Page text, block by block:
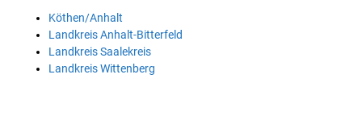
Köthen/Anhalt
Landkreis Anhalt-Bitterfeld
Landkreis Saalekreis
Landkreis Wittenberg